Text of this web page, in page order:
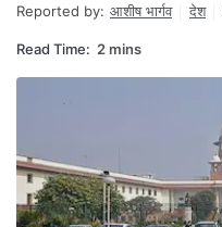
Reported by: आशीष भार्गव देश
Read Time: 2 mins